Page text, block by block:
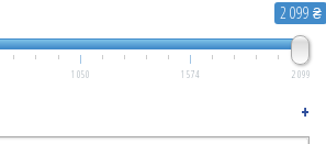
2 099 ₴
1 050 1 574 2 099
+